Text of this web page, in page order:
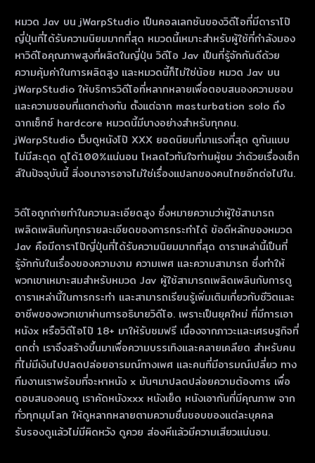
หมวด Jav บน jWarpStudio เป็นคอลเลกชันของวิดีโอที่มีดาราโป๊
ญี่ปุ่นที่ได้รับความนิยมมากที่สุด หมวดนี้เหมาะสําหรับผู้ใช้ที่กําลังมอง
หาวิดีโอคุณภาพสูงที่ผลิตในญี่ปุ่น วิดีโอ Jav เป็นที่รู้จักกันดีด้วย
ความคุ้มค่าในการผลิตสูง และหมวดนี้ก็ไม่ใช่น้อย หมวด Jav บน
jWarpStudio ให้บริการวิดีโอที่หลากหลายเพื่อตอบสนองความชอบ
และความชอบที่แตกต่างกัน ตั้งแต่ฉาก masturbation solo ถึง
ฉากเซ็กซ์ hardcore หมวดนี้มีบางอย่างสําหรับทุกคน.
jWarpStudio เว็บดูหนังโป๊ XXX ยอดนิยมที่มาแรงที่สุด ดูกันแบบ
ไม่มีสะดุด ดูได้100%แน่นอน โหลดไวทันใจท่านผู้ชม ว่าด้วยเรื่องเซ็ก
ส์ในปัจจุบันนี้ สิ่งอนาจารอาจไม่ใช่เรื่องแปลกของคนไทยอีกต่อไปใน.
วิดีโอถูกถ่ายทําในความละเอียดสูง ซึ่งหมายความว่าผู้ใช้สามารถ
เพลิดเพลินกับทุกรายละเอียดของการกระทําได้ ข้อดีหลักของหมวด
Jav คือมีดาราโป๊ญี่ปุ่นที่ได้รับความนิยมมากที่สุด ดาราเหล่านี้เป็นที่
รู้จักกันในเรื่องของความงาม ความเพศ และความสามารถ ซึ่งทําให้
พวกเขาเหมาะสมสําหรับหมวด Jav ผู้ใช้สามารถเพลิดเพลินกับการดู
ดาราเหล่านี้ในการกระทํา และสามารถเรียนรู้เพิ่มเติมเกี่ยวกับชีวิตและ
อาชีพของพวกเขาผ่านการอธิบายวิดีโอ. เพราะเป็นยุคใหม่ ที่มีการเอา
หนังx หรือวิดีโอโป๊ 18+ มาให้รับชมฟรี เนื่องจากภาวะและเศรษฐกิจที่
ตกต่ำ เราจึงสร้างขึ้นมาเพื่อความบรรเทิงและคลายเคลียด สำหรับคน
ที่ไม่มีเงินไปปลดปล่อยอารมณ์ทางเพศ และคนที่มีอารมณ์เปลี่ยว ทาง
ทีมงานเราพร้อมที่จะหาหนัง x มันๆมาปลดปล่อยความต้องการ เพื่อ
ตอบสนองคนดู เราคัดหนังxxx หนังเย็ด หนังเอากันที่มีคุณภาพ จาก
ทั่วทุกมุมโลก ให้ดูหลากหลายตามความชื่นชอบของแต่ละบุคคล
รับรองดูแล้วไม่มีผิดหวัง ดูควย ส่องหีแล้วมีความเสียวแน่นอน.